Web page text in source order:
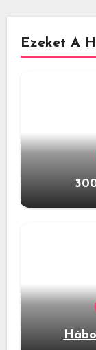
Ezeket A